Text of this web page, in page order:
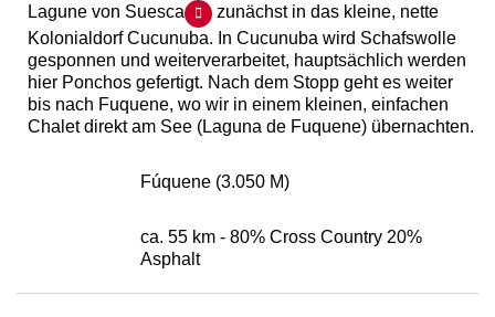
Lagune von Suesca
zunächst in das kleine, nette
Kolonialdorf Cucunuba. In Cucunuba wird Schafswolle
gesponnen und weiterverarbeitet, hauptsächlich werden
hier Ponchos gefertigt. Nach dem Stopp geht es weiter
bis nach Fuquene, wo wir in einem kleinen, einfachen
Chalet direkt am See (Laguna de Fuquene) übernachten.
Fúquene (3.050 M)
ca. 55 km - 80% Cross Country 20%
Asphalt